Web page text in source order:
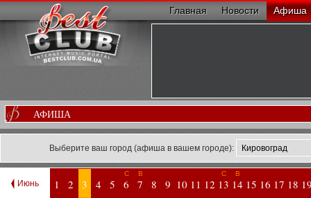
Главная Новости Афиша
АФИША
Выберите ваш город (афиша в вашем городе):
Июнь 1 2 3 4 5
С
6
В
7 8 9 10 11 12
С
13
В
14 15 16 17 18